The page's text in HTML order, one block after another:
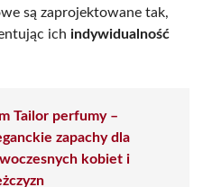
są zaprojektowane tak,
ich indywidualność
Tailor perfumy –
zapachy dla
kobiet i